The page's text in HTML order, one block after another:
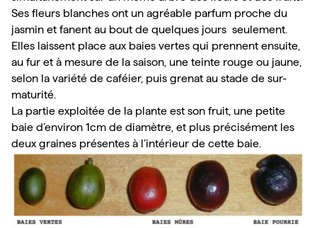
Ses fleurs blanches ont un agréable parfum proche du
jasmin et fanent au bout de quelques jours  seulement.
Elles laissent place aux baies vertes qui prennent ensuite,
au fur et à mesure de la saison, une teinte rouge ou jaune,
selon la variété de caféier, puis grenat au stade de sur-
maturité.
La partie exploitée de la plante est son fruit, une petite
baie d’environ 1cm de diamètre, et plus précisément les
deux graines présentes à l’intérieur de cette baie.